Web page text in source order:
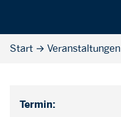
Start → Veranstaltungen
Termin: